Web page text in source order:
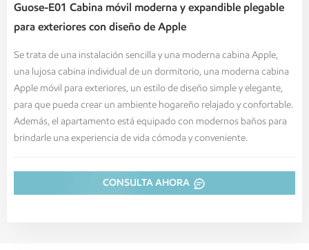
Guose-E01 Cabina móvil moderna y expandible plegable
para exteriores con diseño de Apple
Se trata de una instalación sencilla y una moderna cabina Apple,
una lujosa cabina individual de un dormitorio, una moderna cabina
Apple móvil para exteriores, un estilo de diseño simple y elegante,
para que pueda crear un ambiente hogareño relajado y confortable.
Además, el apartamento está equipado con modernos baños para
brindarle una experiencia de vida cómoda y conveniente.
CONSULTA AHORA